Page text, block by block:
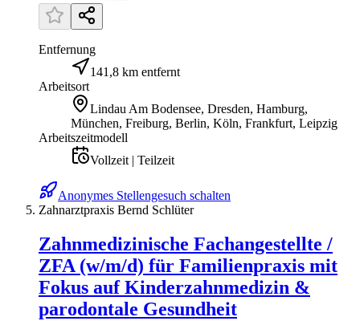
Entfernung
141,8 km entfernt
Arbeitsort
Lindau Am Bodensee, Dresden, Hamburg,
München, Freiburg, Berlin, Köln, Frankfurt, Leipzig
Arbeitszeitmodell
Vollzeit | Teilzeit
Anonymes Stellengesuch schalten
Zahnarztpraxis Bernd Schlüter
Zahnmedizinische Fachangestellte /
ZFA (w/m/d) für Familienpraxis mit
Fokus auf Kinderzahnmedizin &
parodontale Gesundheit